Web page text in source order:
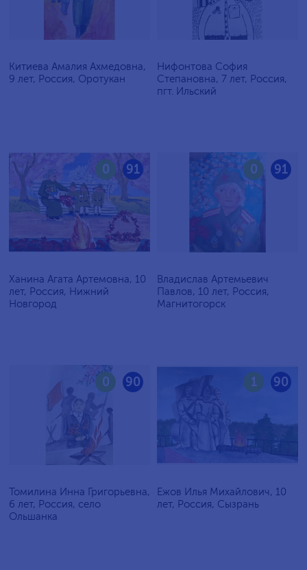
Китиева Амалия Ахмедовна,
9 лет, Россия, Оротукан
Нифонтова София
Степановна, 7 лет, Россия,
пгт. Ильский
91
0
Ханина Агата Артемовна, 10
лет, Россия, Нижний
Новгород
91
0
Владислав Артемьевич
Павлов, 10 лет, Россия,
Магнитогорск
90
0
Томилина Инна Григорьевна,
6 лет, Россия, село
Ольшанка
90
1
Ежов Илья Михайлович, 10
лет, Россия, Сызрань